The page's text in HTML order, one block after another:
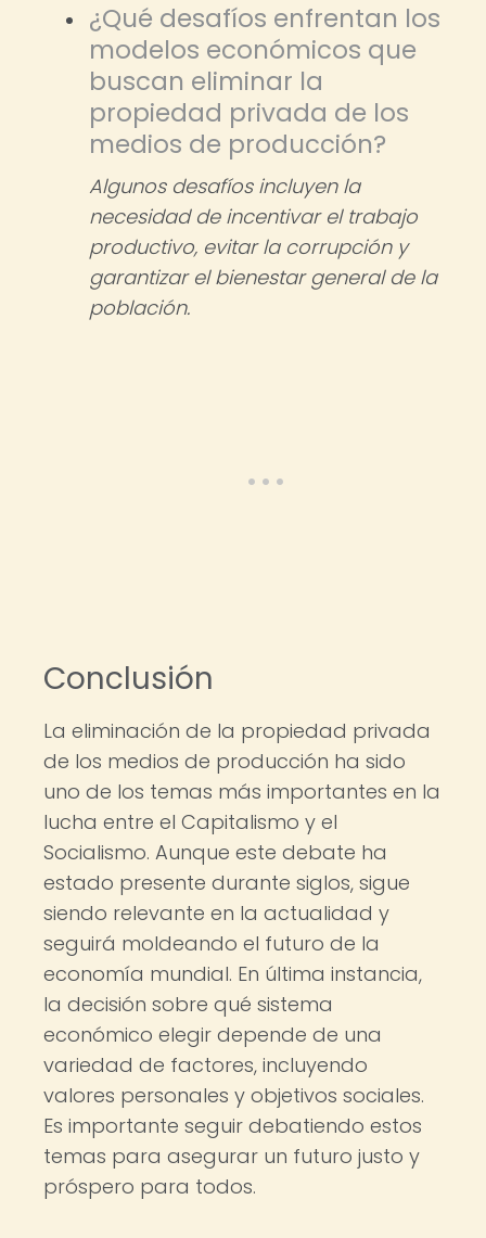
¿Qué desafíos enfrentan los
modelos económicos que
buscan eliminar la
propiedad privada de los
medios de producción?
Algunos desafíos incluyen la
necesidad de incentivar el trabajo
productivo, evitar la corrupción y
garantizar el bienestar general de la
población.
Conclusión
La eliminación de la propiedad privada
de los medios de producción ha sido
uno de los temas más importantes en la
lucha entre el Capitalismo y el
Socialismo. Aunque este debate ha
estado presente durante siglos, sigue
siendo relevante en la actualidad y
seguirá moldeando el futuro de la
economía mundial. En última instancia,
la decisión sobre qué sistema
económico elegir depende de una
variedad de factores, incluyendo
valores personales y objetivos sociales.
Es importante seguir debatiendo estos
temas para asegurar un futuro justo y
próspero para todos.